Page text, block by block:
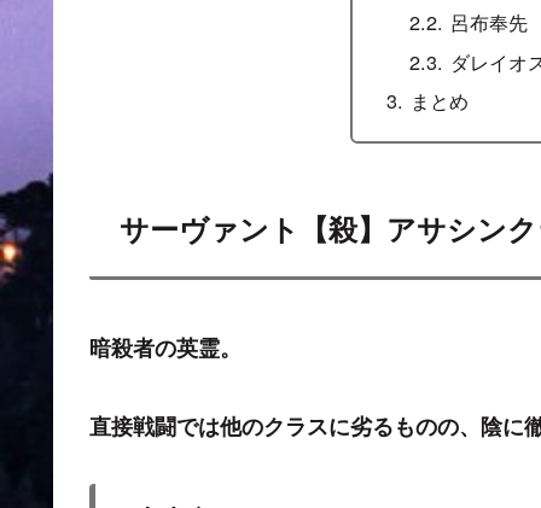
呂布奉先
ダレイオ
まとめ
サーヴァント【殺】アサシン
暗殺者の英霊。
直接戦闘では他のクラスに劣るものの、陰に